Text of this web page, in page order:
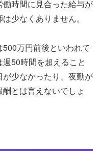
働時間に見合った給与が
少なくありません。
万円前後といわれて
50時間を超えること
少なかったり、夜勤が
とは言えないでしょ